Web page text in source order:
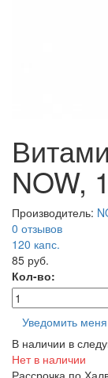
NOW,
Производитель:
0 отзывов
120 капс.
85 руб.
Кол-во:
Уведомить меня
В наличии в
Нет в наличии
Рассрочка по